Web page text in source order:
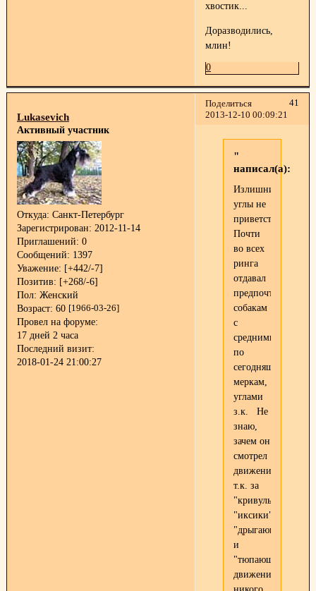
хвостик...
Доразводились,
млин!
0
Поделиться
41
2013-12-10 00:09:21
Lukasevich
Активный участник
Откуда: Санкт-Петербург
Зарегистрирован: 2012-11-14
Приглашений: 0
Сообщений: 1397
Уважение: [+442/-7]
Позитив: [+268/-6]
Пол: Женский
Возраст: 60 [1966-03-26]
Провел на форуме:
17 дней 2 часа
Последний визит:
2018-01-24 21:00:27
"
написал(а):
Излишние
углы не
приветствуются.
Почти
во всех
ринга
отдавал
предпочтение
собакам
с
средними,
по
сегодняшним
меркам,
углами
з.к. Не
знаю,
зачем он
смотрел
движения,
т.к. за
"кривульки",
"иксики",
"дрыгающиеся"
и
"тюпающие"
движения